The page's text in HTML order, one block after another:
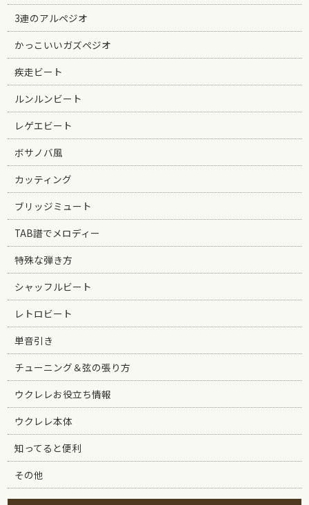
3連のアルペジオ
かっこいいガズペジオ
疾走ビート
ルンルンビート
レゲエビート
ボサノバ風
カッティング
ブリッジミュート
TAB譜でメロディー
特殊な弾き方
シャッフルビート
レトロビート
単音引き
チューニング＆弦の張り方
ウクレレお役立ち情報
ウクレレ本体
知ってると便利
その他